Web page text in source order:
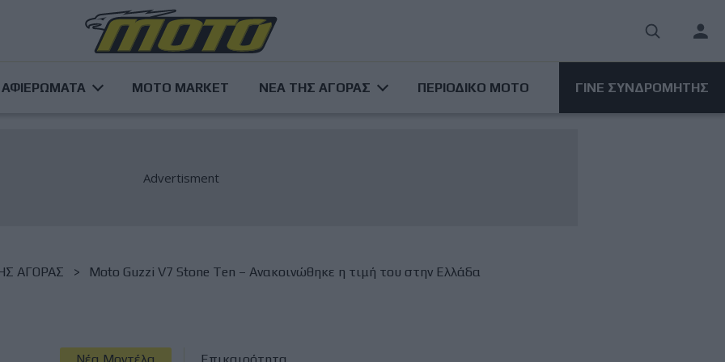
User
ΑΦΙΕΡΩΜΑΤΑ MOTO MARKET ΝΕΑ ΤΗΣ ΑΓΟΡΑΣ ΠΕΡΙΟΔΙΚΟ ΜΟΤΟ ΓΙΝΕ ΣΥΝΔΡΟΜΗΤΗΣ
ΑΓΟΡΑΣ Moto Guzzi V7 Stone Ten – Ανακοινώθηκε η τιμή του στην Ελλάδα